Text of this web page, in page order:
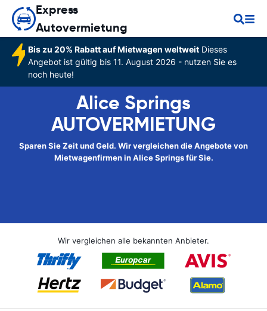
Express
Autovermietung
Bis zu 20% Rabatt auf Mietwagen weltweitDieses
Angebot ist gültig bis 11. August 2026 - nutzen Sie es
noch heute!
Alice Springs
AUTOVERMIETUNG
Sparen Sie Zeit und Geld. Wir vergleichen die Angebote von
Mietwagenfirmen in Alice Springs für Sie.
Wir vergleichen alle bekannten Anbieter.